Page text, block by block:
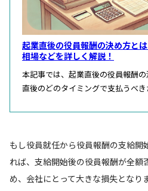
起業直後の役員報酬の決め方と
相場などを詳しく解説！
本記事では、起業直後の役員報酬
直後のどのタイミングで支払うべき
もし役員就任から役員報酬の支給開
れば、支給開始後の役員報酬が全額
め、会社にとって大きな損失となりま